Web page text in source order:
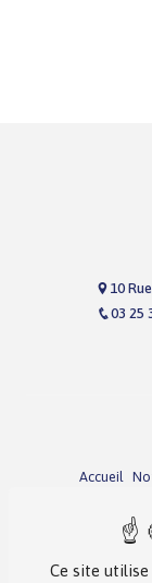
10
03 25
Accueil
Prestations
Ce site utilise